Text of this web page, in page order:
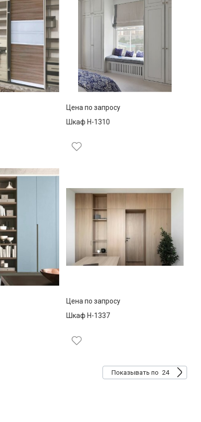
Цена по запросу
Шкаф Н-1310
Цена по запросу
Шкаф Н-1337
Показывать по 24